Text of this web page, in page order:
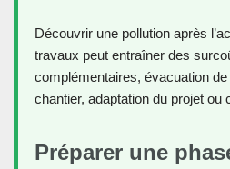
Découvrir une pollution après
travaux peut entraîner des
complémentaires, évacuation
chantier, adaptation du projet ou
Préparer une